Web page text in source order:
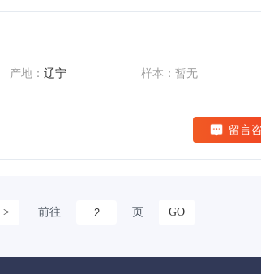
产地： 辽宁 样本：暂无
留言
> 前往 页 GO